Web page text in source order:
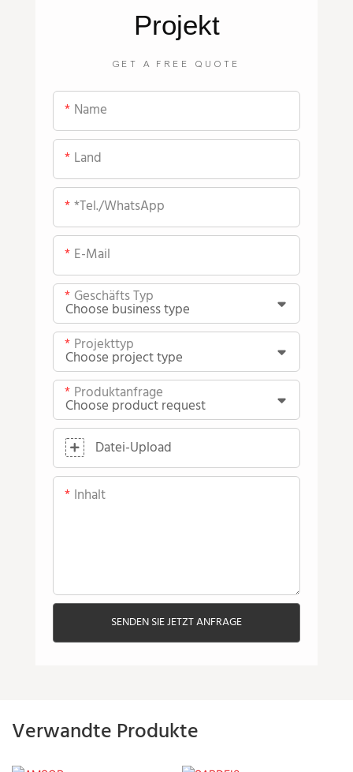
Projekt
GET A FREE QUOTE
Name
Land
*Tel./WhatsApp
E-Mail
Geschäfts Typ
Projekttyp
Produktanfrage
Datei-Upload
Inhalt
SENDEN SIE JETZT ANFRAGE
Verwandte Produkte